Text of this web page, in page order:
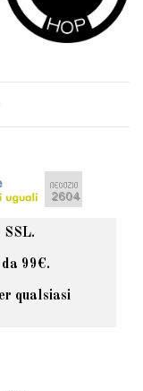
SSL.
99€.
qualsiasi